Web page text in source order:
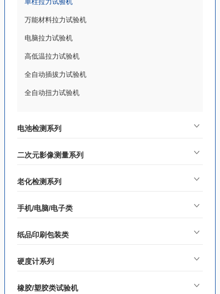
万能材料拉力试验机
电脑拉力试验机
高低温拉力试验机
全自动插拔力试验机
全自动扭力试验机
电池检测系列
二次元影像测量系列
老化检测系列
手机/电脑/电子类
纸品印刷包装类
硬度计系列
橡胶/塑胶类试验机